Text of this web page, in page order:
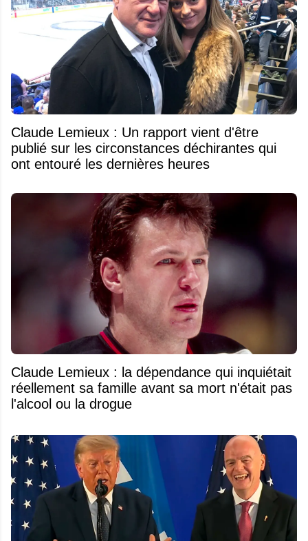
Claude Lemieux : Un rapport vient d'être
publié sur les circonstances déchirantes qui
ont entouré les dernières heures
Claude Lemieux : la dépendance qui inquiétait
réellement sa famille avant sa mort n'était pas
l'alcool ou la drogue